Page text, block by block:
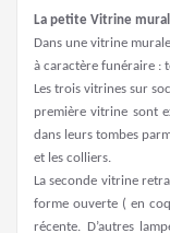
La petite Vitrine
Dans une vitrine
à caractère funéraire :
Les trois vitrines sur
première vitrine sont
dans leurs tombes
et les colliers.
La seconde vitrine
forme ouverte ( en
récente. D’autres